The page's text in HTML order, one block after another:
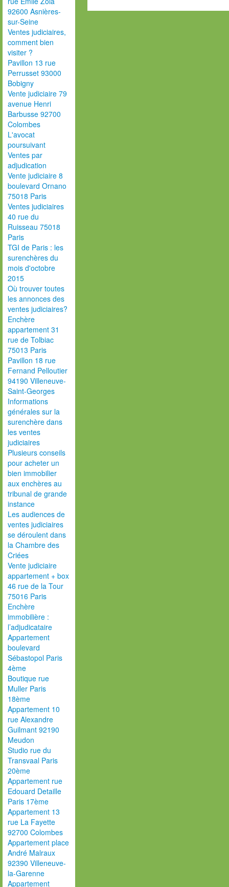
92600 Asnières-
sur-Seine
Ventes judiciaires,
comment bien
visiter ?
Pavillon 13 rue
Perrusset 93000
Bobigny
Vente judiciaire 79
avenue Henri
Barbusse 92700
Colombes
L'avocat
poursuivant
Ventes par
adjudication
Vente judiciaire 8
boulevard Ornano
75018 Paris
Ventes judiciaires
40 rue du
Ruisseau 75018
Paris
TGI de Paris : les
surenchères du
mois d'octobre
2015
Où trouver toutes
les annonces des
ventes judiciaires?
Enchère
appartement 31
rue de Tolbiac
75013 Paris
Pavillon 18 rue
Fernand Pelloutier
94190 Villeneuve-
Saint-Georges
Informations
générales sur la
surenchère dans
les ventes
judiciaires
Plusieurs conseils
pour acheter un
bien immobilier
aux enchères au
tribunal de grande
instance
Les audiences de
ventes judiciaires
se déroulent dans
la Chambre des
Criées
Vente judiciaire
appartement + box
46 rue de la Tour
75016 Paris
Enchère
immobilière :
l’adjudicataire
Appartement
boulevard
Sébastopol Paris
4ème
Boutique rue
Muller Paris
18ème
Appartement 10
rue Alexandre
Guilmant 92190
Meudon
Studio rue du
Transvaal Paris
20ème
Appartement rue
Edouard Detaille
Paris 17ème
Appartement 13
rue La Fayette
92700 Colombes
Appartement place
André Malraux
92390 Villeneuve-
la-Garenne
Appartement